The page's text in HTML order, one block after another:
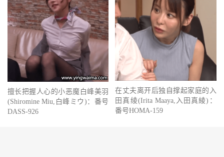
擅长把握人心的小恶魔白峰美羽
(Shiromine Miu,白峰ミウ)：番号
DASS-926
在丈夫离开后独自撑起家庭的入
田真绫(Irita Maaya,入田真綾)：
番号HOMA-159